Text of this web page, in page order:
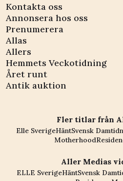
Kontakta oss
Annonsera hos oss
Prenumerera
Allas
Allers
Hemmets Veckotidning
Året runt
Antik auktion
Fler titlar från
Elle SverigeHäntSvensk
Motherhood
Aller Medias
ELLE SverigeHäntSvensk